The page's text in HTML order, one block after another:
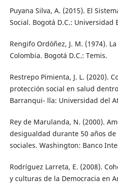
Puyana Silva, A. (2015). El
Social. Bogotá D.C.: Universidad
Rengifo Ordóñez, J. M. (1974).
Colombia. Bogotá D.C.: Temis.
Restrepo Pimienta, J. L. (2020).
protección social en salud
Barranqui- lla: Universidad del
Rey de Marulanda, N. (2000).
desigualdad durante 50 años
sociales. Washington: Banco
Rodríguez Larreta, E. (2008).
y culturas de la Democracia en